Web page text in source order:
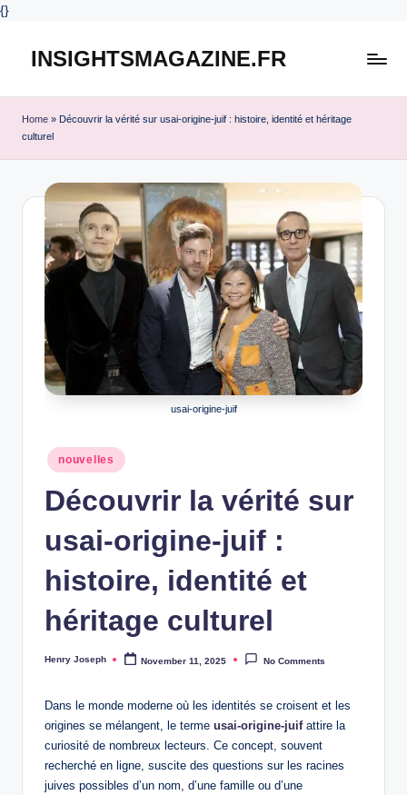
{}
INSIGHTSMAGAZINE.FR
Home » Découvrir la vérité sur usai-origine-juif : histoire, identité et héritage
culturel
usai-origine-juif
Posted
in
nouvelles
Découvrir la vérité sur
usai-origine-juif :
histoire, identité et
héritage culturel
Posted
Henry Joseph November 11, 2025 No Comments
Dans le monde moderne où les identités se croisent et les
origines se mélangent, le terme usai-origine-juif attire la
curiosité de nombreux lecteurs. Ce concept, souvent
recherché en ligne, suscite des questions sur les racines
juives possibles d’un nom, d’une famille ou d’une